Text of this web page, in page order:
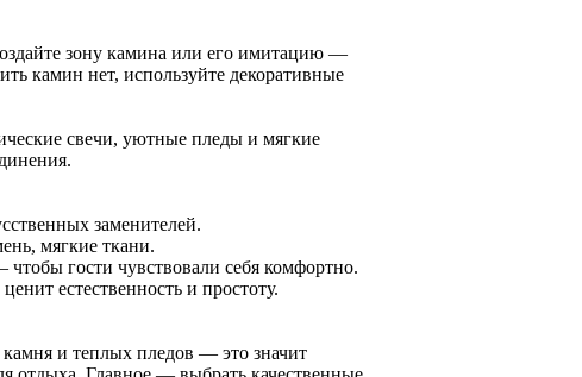
зону камина или его имитацию —
камин нет, используйте декоративные
свечи, уютные пледы и мягкие
заменителей.
мягкие ткани.
гости чувствовали себя комфортно.
естественность и простоту.
камня и теплых пледов — это значит